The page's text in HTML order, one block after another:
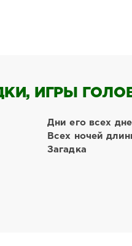
ИГРЫ
Дни его всех
Всех ночей
Загадка